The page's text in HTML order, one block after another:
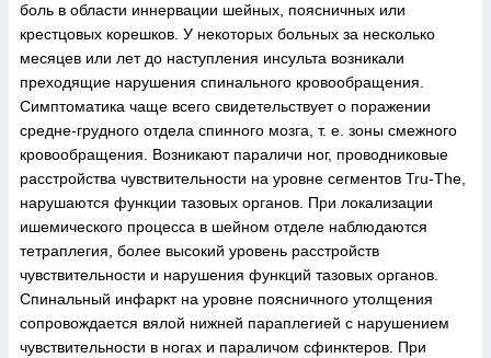
боль в области иннервации шейных, поясничных или
крестцовых корешков. У некоторых больных за несколько
месяцев или лет до наступления инсульта возникали
преходящие нарушения спинального кровообращения.
Симптоматика чаще всего свидетельствует о поражении
средне-грудного отдела спинного мозга, т. е. зоны смежного
кровообращения. Возникают параличи ног, проводниковые
расстройства чувствительности на уровне сегментов Tru-The,
нарушаются функции тазовых органов. При локализации
ишемического процесса в шейном отделе наблюдаются
тетраплегия, более высокий уровень расстройств
чувствительности и нарушения функций тазовых органов.
Спинальный инфаркт на уровне поясничного утолщения
сопровождается вялой нижней параплегией с нарушением
чувствительности в ногах и параличом сфинктеров. При